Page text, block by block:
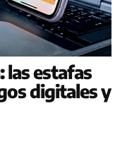
las estafas
digitales y